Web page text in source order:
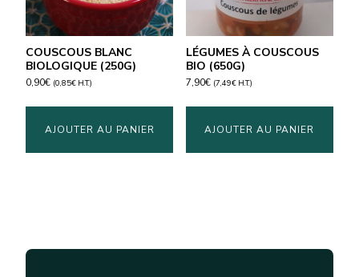
COUSCOUS BLANC
BIOLOGIQUE (250G)
0,90€ (0,85€ H.T.)
AJOUTER AU PANIER
LÉGUMES À COUSCOUS
BIO (650G)
7,90€ (7,49€H.T.)
AJOUTER AU PANIER